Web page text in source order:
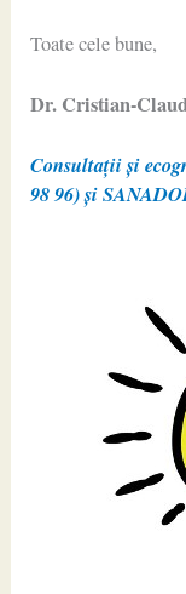
Toate cele bune,
Dr. Cristian-
Consultații și
98 96) și